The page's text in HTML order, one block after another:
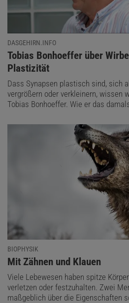
DASGEHIRN.INFO
:
Tobias Bonhoeffer über
Plastizität
Dass Synapsen plastisch sind, sich
vergrößern oder verkleinern, wissen
Tobias Bonhoeffer. Wie er das
BIOPHYSIK
:
Mit Zähnen und Klauen
Viele Lebewesen haben spitze
verletzen oder festzuhalten. Zwei
maßgeblich über die Eigenschaften